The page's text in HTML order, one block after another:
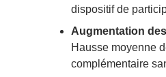
dispositif de
Augmentation des
Hausse moyenne
complémentaire